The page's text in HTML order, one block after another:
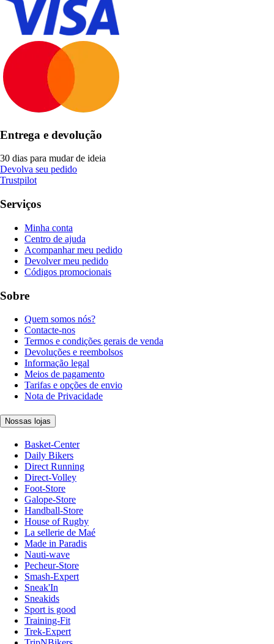
Entrega e devolução
30 dias para mudar de ideia
Devolva seu pedido
Trustpilot
Serviços
Minha conta
Centro de ajuda
Acompanhar meu pedido
Devolver meu pedido
Códigos promocionais
Sobre
Quem somos nós?
Contacte-nos
Termos e condições gerais de venda
Devoluções e reembolsos
Informação legal
Meios de pagamento
Tarifas e opções de envio
Nota de Privacidade
Nossas lojas
Basket-Center
Daily Bikers
Direct Running
Direct-Volley
Foot-Store
Galope-Store
Handball-Store
House of Rugby
La sellerie de Maé
Made in Paradis
Nauti-wave
Pecheur-Store
Smash-Expert
Sneak'In
Sneakids
Sport is good
Training-Fit
Trek-Expert